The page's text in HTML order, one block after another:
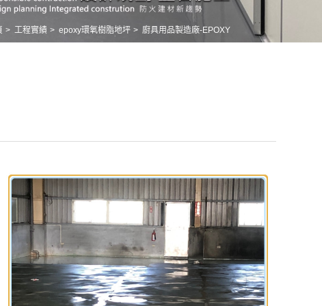
工程實績 epoxy環氧樹脂地坪 廚具用品製造廠-EPOXY